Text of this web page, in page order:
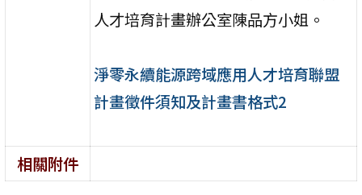
人才培育計畫辦公室陳品方小姐。
淨零永續能源跨域應用人才培育聯盟
計畫徵件須知及計畫書格式2
相關附件